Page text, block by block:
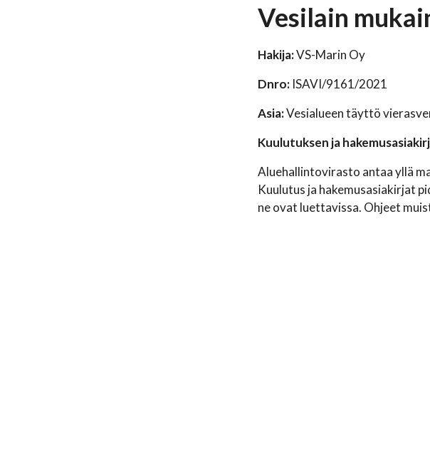
Vesilain
Hakija:VS-Marin Oy
Dnro: ISAVI/9161/2021
Asia:Vesialueen täyttö
Kuulutuksen ja
Aluehallintovirasto antaa yllä
Kuulutus ja hakemusasiakirjat
ne ovat luettavissa. Ohjeet